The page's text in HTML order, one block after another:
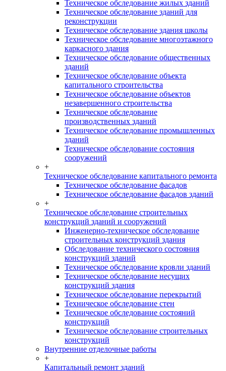
Техническое обследование жилых зданий
Техническое обследование зданий для
реконструкции
Техническое обследование здания школы
Техническое обследование многоэтажного
каркасного здания
Техническое обследование общественных
зданий
Техническое обследование объекта
капитального строительства
Техническое обследование объектов
незавершенного строительства
Техническое обследование
производственных зданий
Техническое обследование промышленных
зданий
Техническое обследование состояния
сооружений
+
Техническое обследование капитального ремонта
Техническое обследование фасадов
Техническое обследование фасадов зданий
+
Техническое обследование строительных
конструкций зданий и сооружений
Инженерно-техническое обследование
строительных конструкций здания
Обследование технического состояния
конструкций зданий
Техническое обследование кровли зданий
Техническое обследование несущих
конструкций здания
Техническое обследование перекрытий
Техническое обследование стен
Техническое обследование состояний
конструкций
Техническое обследование строительных
конструкций
Внутренние отделочные работы
+
Капитальный ремонт зданий